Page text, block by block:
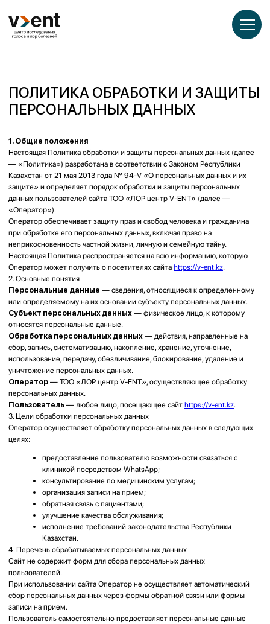
Настоящая Политика обработки и защиты персональных данных (далее
— «Политика») разработана в соответствии с Законом Республики
данных пользователей сайта ТОО «ЛОР центр V-ENT» (далее —
«Оператор»).
Оператор обеспечивает защиту прав и свобод человека и гражданина
при обработке его персональных данных, включая право на
неприкосновенность частной жизни, личную и семейную тайну.
Оператор может получить о посетителях сайтаhttps://v-ent.kz.
2. Основные понятия
Персональные данные
или определяемому на их основании субъекту персональных данных.
Субъект персональных данных— физическое лицо, к которому
относятся персональные данные.
сбор, запись, систематизацию, накопление, хранение, уточнение,
использование, передачу, обезличивание, блокирование, удаление и
уничтожение персональных данных.
Оператор
— ТОО «ЛОР центр V-ENT», осуществляющее обработку
персональных данных.
Пользователь— любое лицо, посещающее сайтhttps://v-ent.kz.
Оператор осуществляет обработку персональных данных в следующих
целях:
предоставление пользователю возможности связаться с
клиникой посредством WhatsApp;
организация записи на прием;
обратная связь с пациентами;
улучшение качества обслуживания;
исполнение требований законодательства Республики
Казахстан.
4. Перечень обрабатываемых персональных данных
Сайт не содержит форм для сбора персональных данных
пользователей.
При использовании сайта Оператор не осуществляет автоматический
сбор персональных данных через формы обратной связи или формы
записи на прием.
Пользователь самостоятельно предоставляет персональные данные
или иные каналы коммуникации.
В зависимости от характера обращения могут обрабатываться
номер телефона;
адрес электронной почты;
сведения, содержащиеся в сообщении пользователя;
иные данные, добровольно предоставленные пользователем.
5. Правовые основания обработки персональных данных
Правовыми основаниями обработки персональных данных являются:
Закон Республики Казахстан «О персональных данных и их
защите»;
согласие субъекта персональных данных;
обращение пользователя через доступные каналы связи;
иные основания, предусмотренные законодательством
6. Принципы обработки персональных данных
Обработка персональных данных осуществляется на следующих
принципах: